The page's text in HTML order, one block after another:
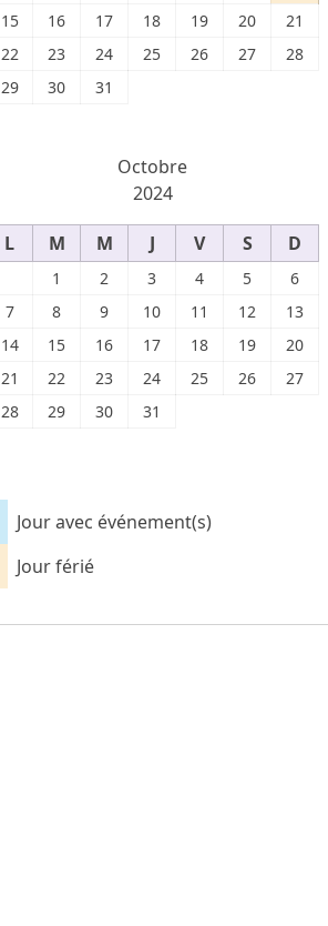
15
16 17 18 19 20
21
22
23 24 25 26 27
28
29
30 31
Octobre
2024
L M M J V S D
1 2 3 4 5
6
7
8 9 10 11 12
13
14
15 16 17 18 19
20
21
22 23 24 25 26
27
28
29 30 31
Jour avec événement(s)
Jour férié